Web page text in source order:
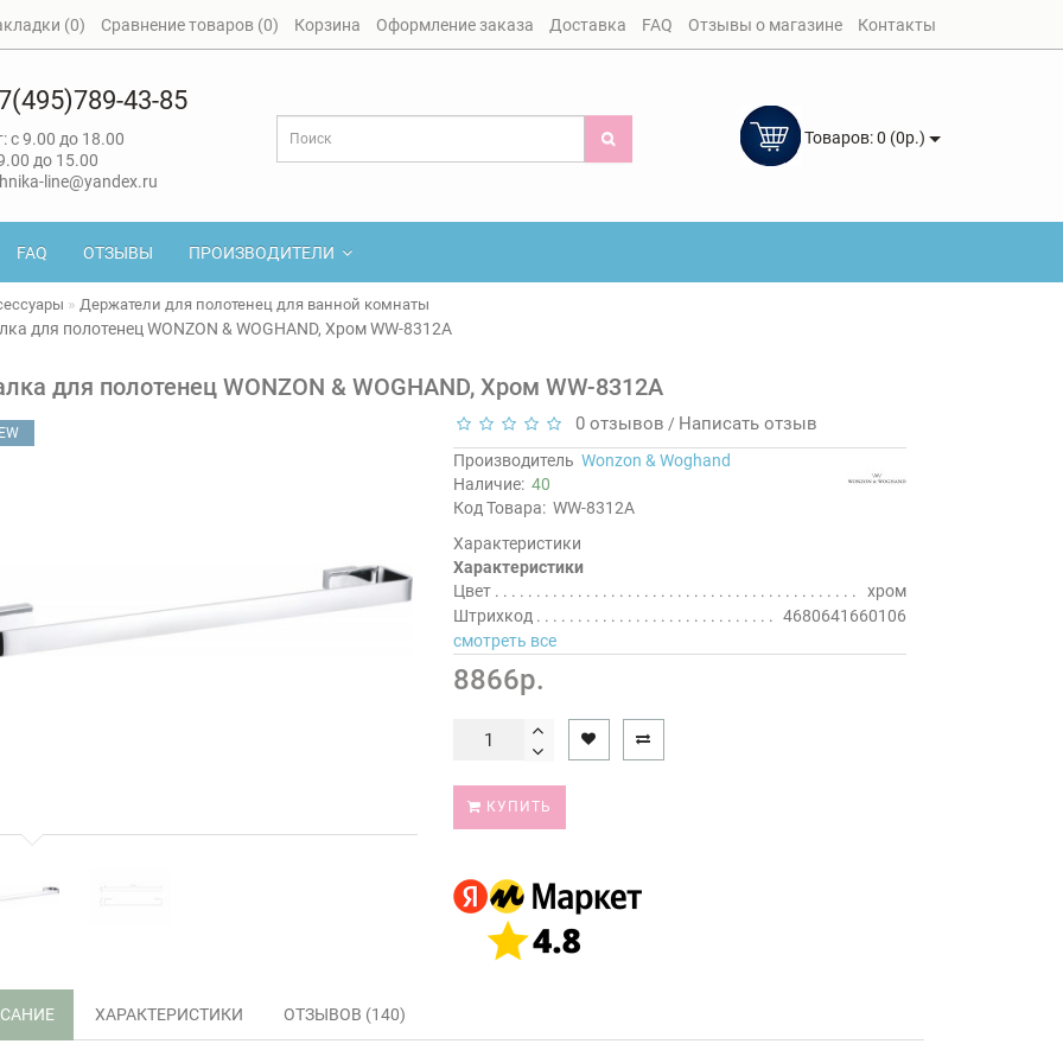
(0) Сравнение товаров (0) Корзина Оформление заказа Доставка FAQ Отзывы о магазине Контакты
43-85
с 9.00 до 18.00
до 15.00
line@yandex.ru
Товаров: 0 (0р.)
FAQ ОТЗЫВЫ ПРОИЗВОДИТЕЛИ
Держатели для полотенец для ванной комнаты
для полотенец WONZON & WOGHAND, Хром WW-8312A
для полотенец WONZON & WOGHAND, Хром WW-8312A
0 отзывов / Написать отзыв
Производитель Wonzon & Woghand
Наличие: 40
Код Товара: WW-8312A
Характеристики
Характеристики
Цвет
хром
Штрихкод
4680641660106
смотреть все
8866р.
КУПИТЬ
ХАРАКТЕРИСТИКИ ОТЗЫВОВ (140)